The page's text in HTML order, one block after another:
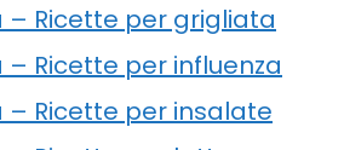
– Ricette per grigliata
– Ricette per influenza
– Ricette per insalate